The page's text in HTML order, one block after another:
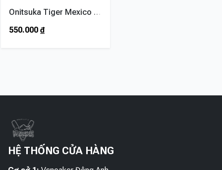
Onitsuka Tiger Mexico 66 Cream Black
550.000 ₫
HỆ THỐNG CỬA HÀNG